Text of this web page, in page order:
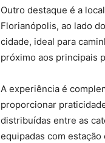
Outro destaque é a
Florianópolis, ao lado
cidade, ideal para
próximo aos principais
A experiência é
proporcionar
distribuídas entre as
equipadas com